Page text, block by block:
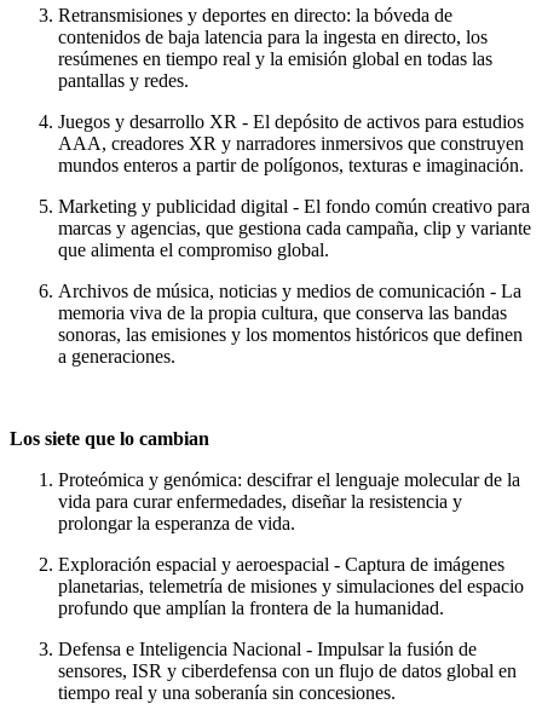
Retransmisiones y deportes en directo: la bóveda de
contenidos de baja latencia para la ingesta en directo, los
resúmenes en tiempo real y la emisión global en todas las
pantallas y redes.
Juegos y desarrollo XR - El depósito de activos para estudios
AAA, creadores XR y narradores inmersivos que construyen
mundos enteros a partir de polígonos, texturas e imaginación.
Marketing y publicidad digital - El fondo común creativo para
marcas y agencias, que gestiona cada campaña, clip y variante
que alimenta el compromiso global.
Archivos de música, noticias y medios de comunicación - La
memoria viva de la propia cultura, que conserva las bandas
sonoras, las emisiones y los momentos históricos que definen
a generaciones.
Los siete que lo cambian
Proteómica y genómica: descifrar el lenguaje molecular de la
vida para curar enfermedades, diseñar la resistencia y
prolongar la esperanza de vida.
Exploración espacial y aeroespacial - Captura de imágenes
planetarias, telemetría de misiones y simulaciones del espacio
profundo que amplían la frontera de la humanidad.
Defensa e Inteligencia Nacional - Impulsar la fusión de
sensores, ISR y ciberdefensa con un flujo de datos global en
tiempo real y una soberanía sin concesiones.